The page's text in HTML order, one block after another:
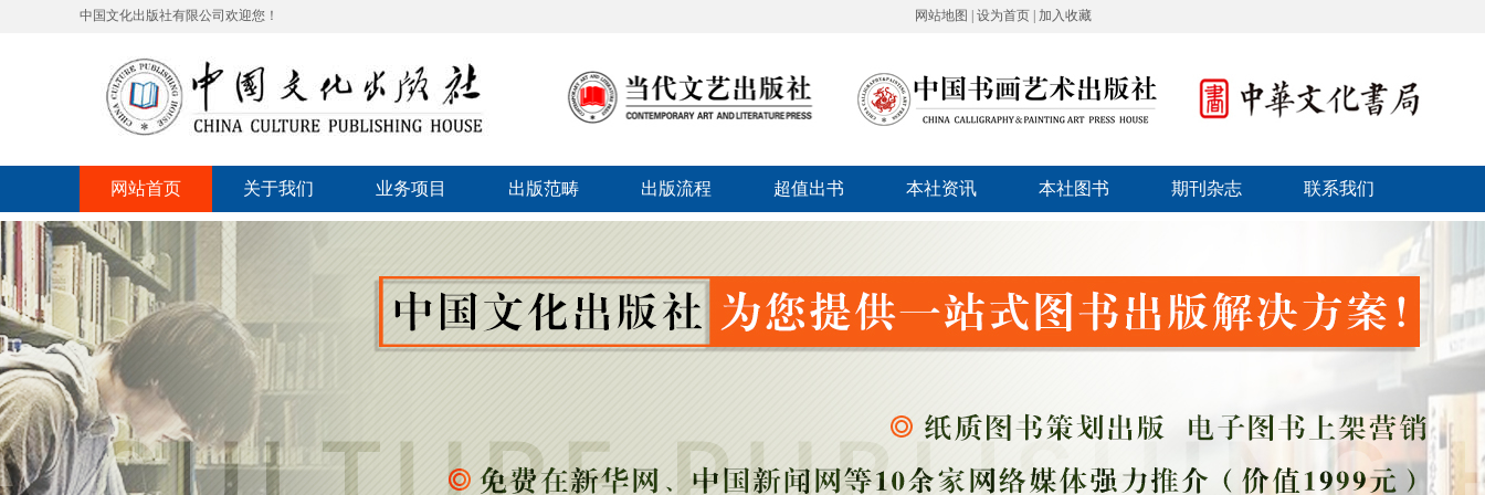
中国文化出版社有限公司欢迎您！ 网站地图 设为首页 加入收藏
网站首页 关于我们 业务项目 出版范畴 出版流程 超值出书 本社资讯 本社图书 期刊杂志 联系我们